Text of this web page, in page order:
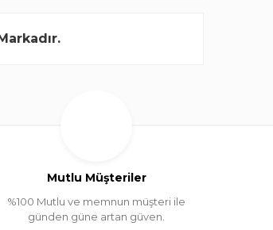
Mutlu Müşteriler
%100 Mutlu ve memnun müşteri ile
günden güne artan güven.